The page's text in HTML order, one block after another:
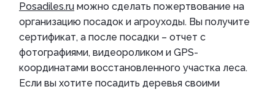
Posadiles.ru можно сделать пожертвование на
организацию посадок и агроуходы. Вы получите
сертификат, а после посадки – отчет с
фотографиями, видеороликом и GPS-
координатами восстановленного участка леса.
Если вы хотите посадить деревья своими